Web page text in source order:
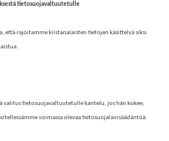
tietosuojavaltuutetulle
että rajoitamme kiistanalaisten tietojen käsittelyä siksi
valitus tietosuojavaltuutetulle kantelu, jos hän kokee,
voimassa olevaa tietosuojalainsäädäntöä.